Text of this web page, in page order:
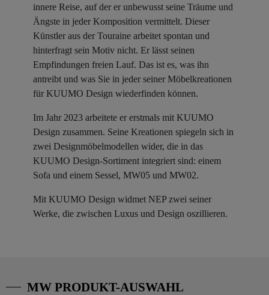
innere Reise, auf der er unbewusst seine Träume und
Ängste in jeder Komposition vermittelt. Dieser
Künstler aus der Touraine arbeitet spontan und
hinterfragt sein Motiv nicht. Er lässt seinen
Empfindungen freien Lauf. Das ist es, was ihn
antreibt und was Sie in jeder seiner Möbelkreationen
für KUUMO Design wiederfinden können.
Im Jahr 2023 arbeitete er erstmals mit KUUMO
Design zusammen. Seine Kreationen spiegeln sich in
zwei Designmöbelmodellen wider, die in das
KUUMO Design-Sortiment integriert sind: einem
Sofa und einem Sessel, MW05 und MW02.
Mit KUUMO Design widmet NEP zwei seiner
Werke, die zwischen Luxus und Design oszillieren.
MW PRODUKT-AUSWAHL